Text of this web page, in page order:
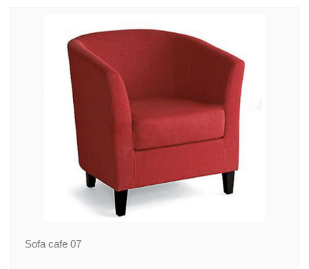
Sofa cafe 07